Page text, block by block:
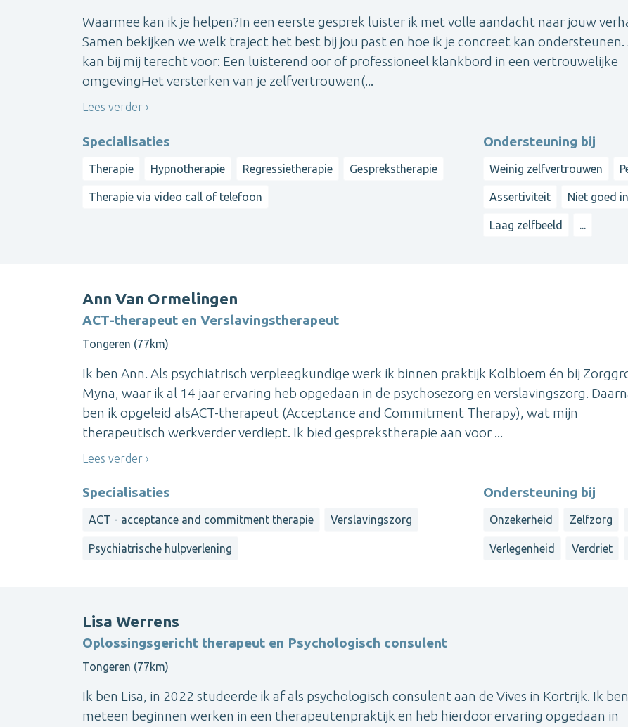
Waarmee kan ik je helpen?In een eerste gesprek luister ik met volle aandacht naar jouw
Samen bekijken we welk traject het best bij jou past en hoe ik je concreet kan ondersteunen.
kan bij mij terecht voor: Een luisterend oor of professioneel klankbord in een vertrouwelijke
omgevingHet versterken van je zelfvertrouwen(...
Lees verder
Specialisaties
Therapie Hypnotherapie Regressietherapie Gesprekstherapie
Therapie via video call of telefoon
Ondersteuning bij
Weinig zelfvertrouwen
Assertiviteit Niet goed
Laag zelfbeeld ...
Ann Van Ormelingen
ACT-therapeut en Verslavingstherapeut
Tongeren (77km)
Ik ben Ann. Als psychiatrisch verpleegkundige werk ik binnen praktijk Kolbloem én bij
Myna, waar ik al 14 jaar ervaring heb opgedaan in de psychosezorg en verslavingszorg.
ben ik opgeleid alsACT-therapeut (Acceptance and Commitment Therapy), wat mijn
therapeutisch werkverder verdiept. Ik bied gesprekstherapie aan voor ...
Lees verder
Specialisaties
ACT - acceptance and commitment therapie Verslavingszorg
Psychiatrische hulpverlening
Ondersteuning bij
Onzekerheid Zelfzorg
Verlegenheid Verdriet
Lisa Werrens
Oplossingsgericht therapeut en Psychologisch consulent
Tongeren (77km)
Ik ben Lisa, in 2022 studeerde ik af als psychologisch consulent aan de Vives in Kortrijk. Ik ben
meteen beginnen werken in een therapeutenpraktijk en heb hierdoor ervaring opgedaan in